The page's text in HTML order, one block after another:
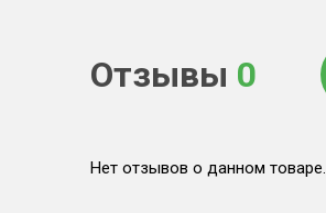
Отзывы 0
Нет отзывов о данном товаре.